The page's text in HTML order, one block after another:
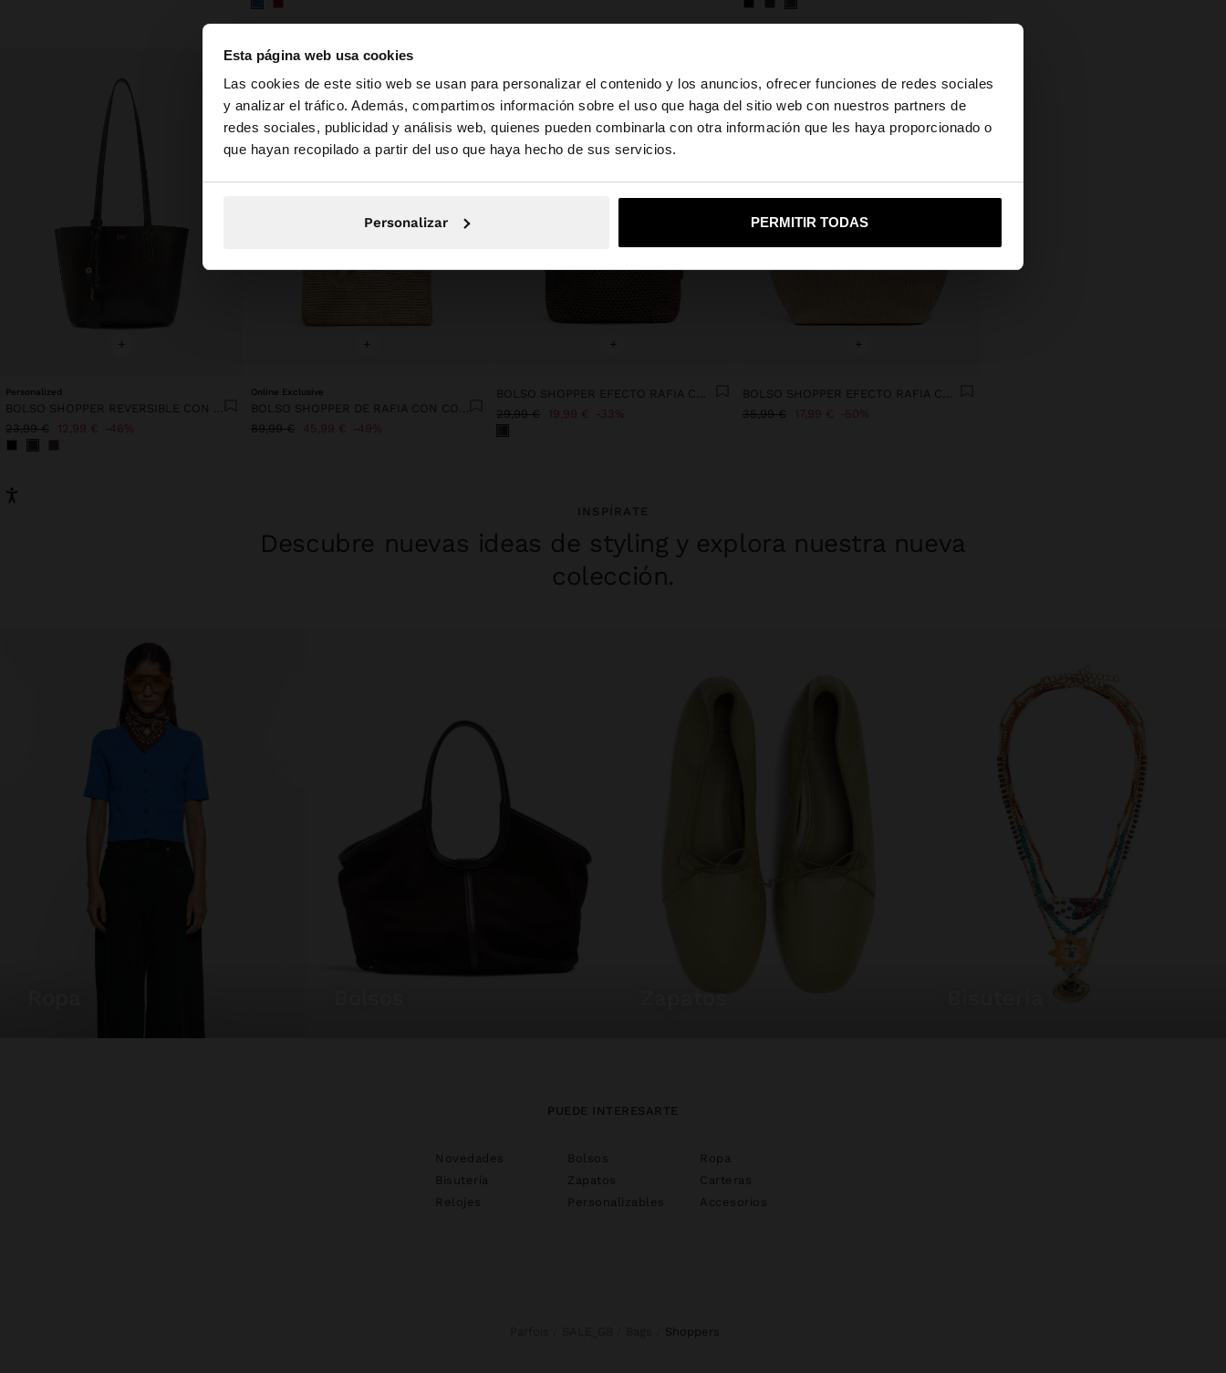
Esta página web usa cookies
Las cookies de este sitio web se usan para personalizar el contenido y los anuncios, ofrecer funciones de redes sociales
y analizar el tráfico. Además, compartimos información sobre el uso que haga del sitio web con nuestros partners de
redes sociales, publicidad y análisis web, quienes pueden combinarla con otra información que les haya proporcionado o
que hayan recopilado a partir del uso que haya hecho de sus servicios.
Personalizar PERMITIR TODAS
hola ×
Estás accediendo a la web de España. ¿Quieres ir a la web de United States?
No, continuar en la web de España Sí, llévame a United States
+
Personalized
BOLSO SHOPPER REVERSIBLE CON BOLSA EXTRAÍBLE M
23,99 € 12,99 € 46%
+
Online Exclusive
BOLSO SHOPPER DE RAFIA CON COLGANTE DE ELEFANTE
89,99 € 45,99 € 49%
+
BOLSO SHOPPER EFECTO RAFIA CON COLGANTE
29,99 € 19,99 € 33%
+
BOLSO SHOPPER EFECTO RAFIA CON SOLAPA
35,99 € 17,99 € 50%
INSPÍRATE
Descubre nuevas ideas de styling y explora nuestra nueva
colección.
PUEDE INTERESARTE
Novedades Bolsos
Ropa
Bisutería
Zapatos
Carteras
Relojes
Personalizables Accesorios
shoppers